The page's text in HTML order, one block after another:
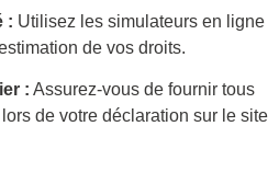
: Utilisez les simulateurs en ligne
de vos droits.
: Assurez-vous de fournir tous
de votre déclaration sur le site